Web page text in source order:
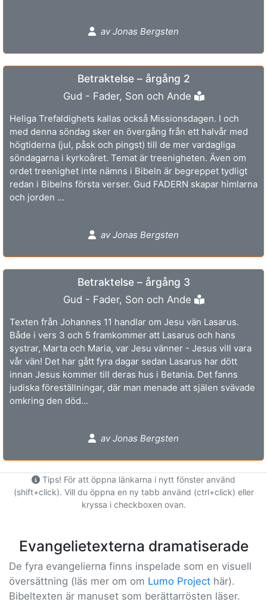
av Jonas Bergsten
Betraktelse – årgång 2
Gud - Fader, Son och Ande
Heliga Trefaldighets kallas också Missionsdagen. I och
med denna söndag sker en övergång från ett halvår med
högtiderna (jul, påsk och pingst) till de mer vardagliga
söndagarna i kyrkoåret. Temat är treenigheten. Även om
ordet treenighet inte nämns i Bibeln är begreppet tydligt
redan i Bibelns första verser. Gud FADERN skapar himlarna
och jorden ...
av Jonas Bergsten
Betraktelse – årgång 3
Gud - Fader, Son och Ande
Texten från Johannes 11 handlar om Jesu vän Lasarus.
Både i vers 3 och 5 framkommer att Lasarus och hans
systrar, Marta och Maria, var Jesu vänner - Jesus vill vara
vår vän! Det har gått fyra dagar sedan Lasarus har dött
innan Jesus kommer till deras hus i Betania. Det fanns
judiska föreställningar, där man menade att själen svävade
omkring den död...
av Jonas Bergsten
Tips! För att öppna länkarna i nytt fönster använd
(shift+click). Vill du öppna en ny tabb använd (ctrl+click) eller
kryssa i checkboxen ovan.
Evangelietexterna dramatiserade
De fyra evangelierna finns inspelade som en visuell
översättning (läs mer om om Lumo Project här).
Bibeltexten är manuset som berättarrösten läser.